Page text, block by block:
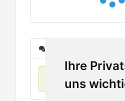
Ihre
uns
No items found